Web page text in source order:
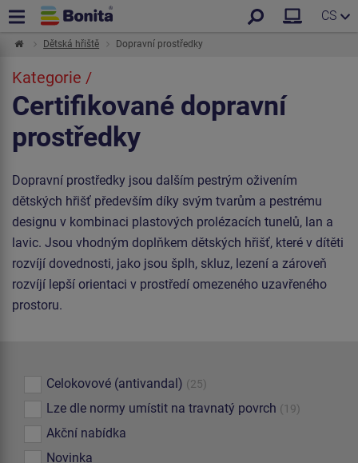
CS
Dětská hřiště Dopravní prostředky
Kategorie /
Certifikované dopravní
prostředky
Dopravní prostředky jsou dalším pestrým oživením
dětských hřišť především díky svým tvarům a pestrému
designu v kombinaci plastových prolézacích tunelů, lan a
lavic. Jsou vhodným doplňkem dětských hřišť, které v dítěti
rozvíjí dovednosti, jako jsou šplh, skluz, lezení a zároveň
rozvíjí lepší orientaci v prostředí omezeného uzavřeného
prostoru.
Celokovové (antivandal) (25)
Lze dle normy umístit na travnatý povrch (19)
Akční nabídka
Novinka